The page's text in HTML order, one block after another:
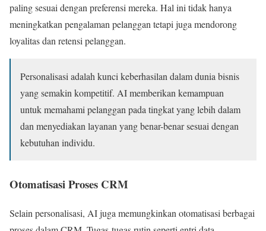
paling sesuai dengan preferensi mereka. Hal ini tidak hanya
meningkatkan pengalaman pelanggan tetapi juga mendorong
loyalitas dan retensi pelanggan.
Personalisasi adalah kunci keberhasilan dalam dunia bisnis
yang semakin kompetitif. AI memberikan kemampuan
untuk memahami pelanggan pada tingkat yang lebih dalam
dan menyediakan layanan yang benar-benar sesuai dengan
kebutuhan individu.
Otomatisasi Proses CRM
Selain personalisasi, AI juga memungkinkan otomatisasi berbagai